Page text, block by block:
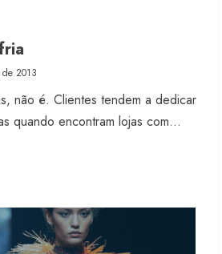
2013
não é. Clientes tendem a dedicar
quando encontram lojas com...
vende US$63,7 bilhões em
licenciados
de agosto de 2026
prevê R$345 milhões de